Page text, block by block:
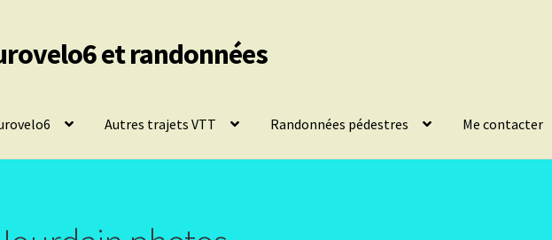
et randonnées
Autres trajets VTT Randonnées pédestres Me contacter